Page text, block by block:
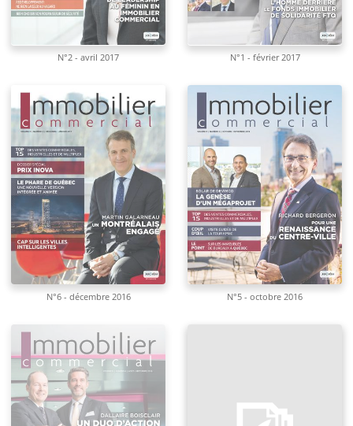
N°2 - avril 2017 N°1 - février 2017
N°6 - décembre 2016 N°5 - octobre 2016